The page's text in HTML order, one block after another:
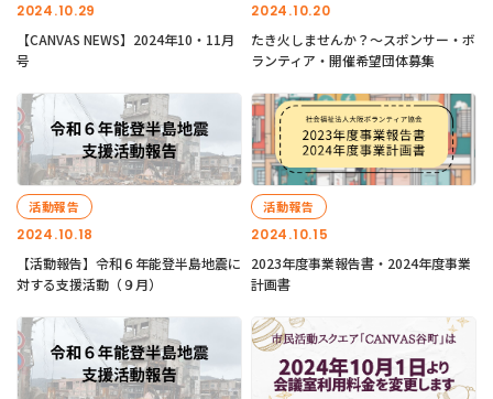
2024.10.29
【CANVAS NEWS】2024年10・11月
号
2024.10.20
たき火しませんか？～スポンサー・ボ
ランティア・開催希望団体募集
2024.10.18
活動報告
【活動報告】令和６年能登半島地震に
対する支援活動（９月）
2024.10.15
活動報告
2023年度事業報告書・2024年度事業
計画書